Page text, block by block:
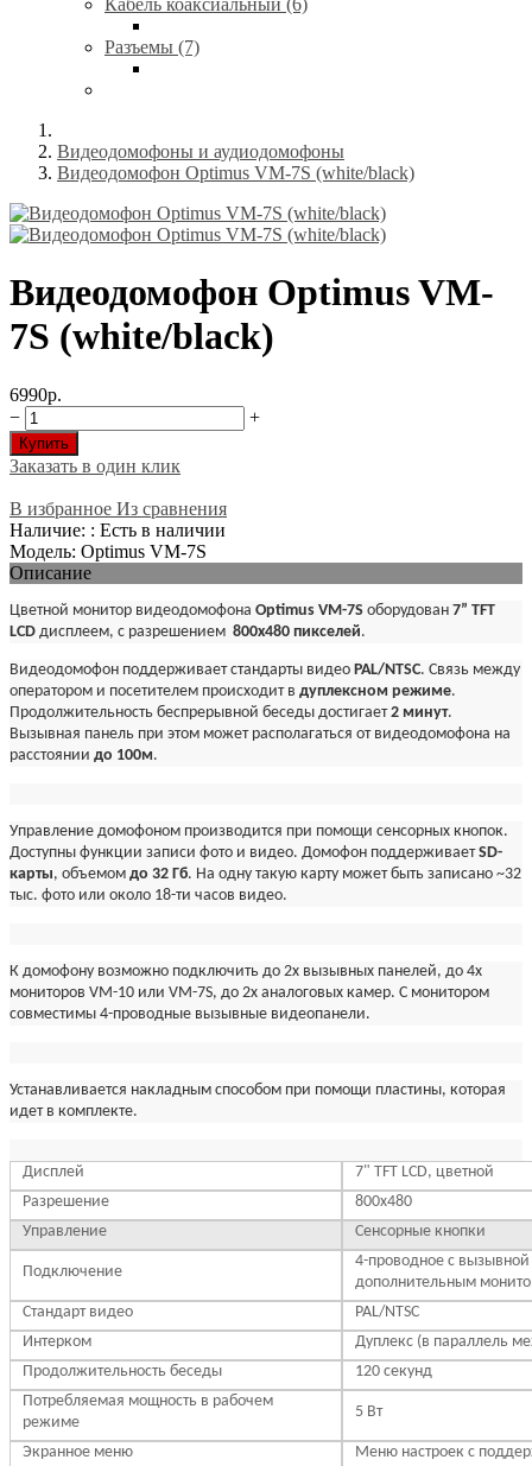
Кабель коаксиальный (6)
Разъемы (7)
Видеодомофоны и аудиодомофоны
Видеодомофон Optimus VM-7S (white/black)
Видеодомофон Optimus VM-
7S (white/black)
6990р.
−
+
Купить
Заказать в один клик
В избранное Из сравнения
Наличие: : Есть в наличии
Модель: Optimus VM-7S
Описание
Цветной монитор видеодомофона Optimus VM-7S оборудован 7” TFT
LCD дисплеем, с разрешением 800х480 пикселей.
Видеодомофон поддерживает стандарты видео PAL/NTSC. Связь между
оператором и посетителем происходит в дуплексном режиме.
Продолжительность беспрерывной беседы достигает2 минут.
Вызывная панель при этом может располагаться от видеодомофона на
расстоянии до 100м.
Управление домофоном производится при помощи сенсорных кнопок.
Доступны функции записи фото и видео. Домофон поддерживаетSD-
карты, объемом до 32 Гб. На одну такую карту может быть записано ~32
тыс. фото или около 18-ти часов видео.
К домофону возможно подключить до 2х вызывных панелей, до 4х
мониторов VM-10 или VM-7S, до 2х аналоговых камер. С монитором
совместимы 4-проводные вызывные видеопанели.
Устанавливается накладным способом при помощи пластины, которая
идет в комплекте.
Дисплей
7" TFT LCD, цветной
Разрешение
800х480
Управление
Сенсорные кнопки
Подключение
4-проводное с
дополнительным
Стандарт видео
PAL/NTSC
Интерком
Дуплекс (в параллель
Продолжительность беседы
120 секунд
Потребляемая мощность в рабочем
режиме
5 Вт
Экранное меню Меню настроек с